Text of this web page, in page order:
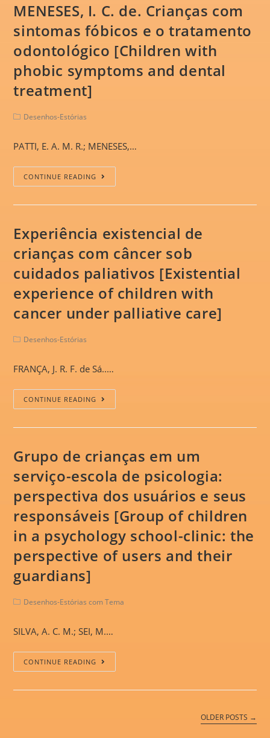
MENESES, I. C. de. Crianças com
sintomas fóbicos e o tratamento
odontológico [Children with
phobic symptoms and dental
treatment]
Desenhos-Estórias
PATTI, E. A. M. R.; MENESES,…
CONTINUE READING
Experiência existencial de
crianças com câncer sob
cuidados paliativos [Existential
experience of children with
cancer under palliative care]
Desenhos-Estórias
FRANÇA, J. R. F. de Sá..…
CONTINUE READING
Grupo de crianças em um
serviço-escola de psicologia:
perspectiva dos usuários e seus
responsáveis [Group of children
in a psychology school-clinic: the
perspective of users and their
guardians]
Desenhos-Estórias com Tema
SILVA, A. C. M.; SEI, M.…
CONTINUE READING
OLDER POSTS →